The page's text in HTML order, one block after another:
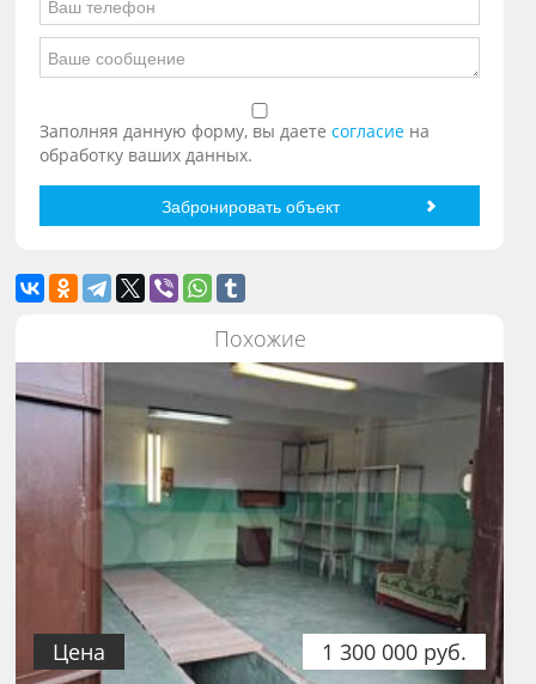
Заполняя данную форму, вы даетесогласие на
обработку ваших данных.
Похожие
1 300 000 руб.
Цена